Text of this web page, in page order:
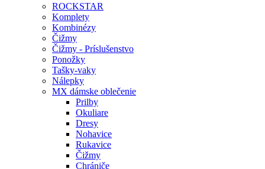
ROCKSTAR
Komplety
Kombinézy
Čižmy
Čižmy - Príslušenstvo
Ponožky
Tašky-vaky
Nálepky
MX dámske oblečenie
Prilby
Okuliare
Dresy
Nohavice
Rukavice
Čižmy
Chrániče